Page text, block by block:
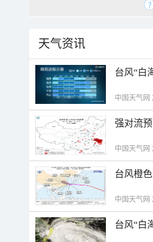
天气资讯
台风“白
中国天气网
强对流
中国天气网
台风橙
中国天气网
台风“白